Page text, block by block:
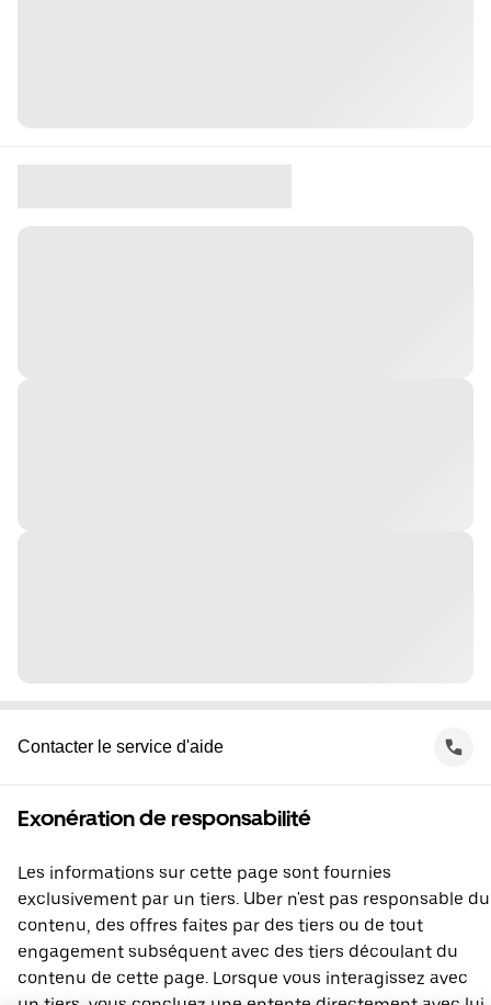
Contacter le service d'aide
Exonération de responsabilité
Les informations sur cette page sont fournies
exclusivement par un tiers. Uber n'est pas responsable du
contenu, des offres faites par des tiers ou de tout
engagement subséquent avec des tiers découlant du
contenu de cette page. Lorsque vous interagissez avec